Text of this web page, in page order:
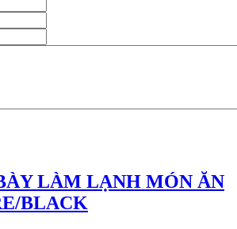
LÀM LẠNH MÓN ĂN
BLACK